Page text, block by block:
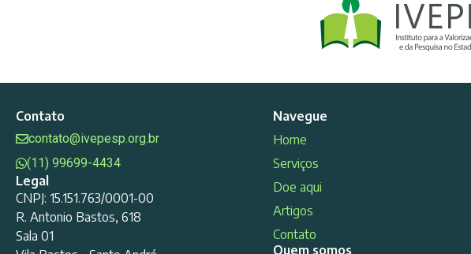
Contato
contato@ivepesp.org.br
(11) 99699-4434
Legal
CNPJ: 15.151.763/0001-00
R. Antonio Bastos, 618
Sala 01
Navegue
Home
Serviços
Doe aqui
Artigos
Contato
Quem somos